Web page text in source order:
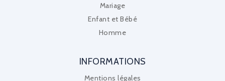
Mariage
Enfant et Bébé
Homme
INFORMATIONS
Mentions légales